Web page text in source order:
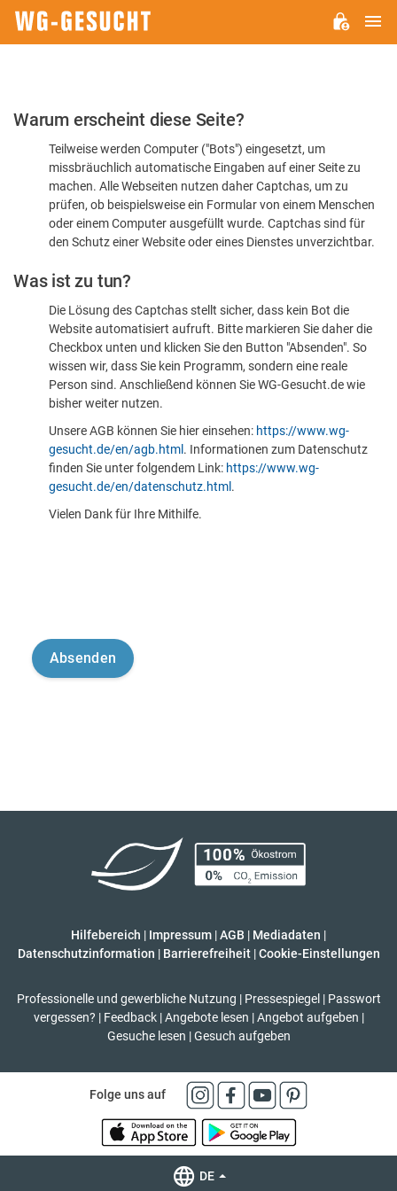
Bitte
dass
sind
Warum erscheint diese Seite?
Teilweise werden Computer ("Bots") eingesetzt, um
missbräuchlich automatische Eingaben auf einer Seite zu
machen. Alle Webseiten nutzen daher Captchas, um zu
prüfen, ob beispielsweise ein Formular von einem Menschen
oder einem Computer ausgefüllt wurde. Captchas sind für
den Schutz einer Website oder eines Dienstes unverzichtbar.
Was ist zu tun?
Die Lösung des Captchas stellt sicher, dass kein Bot die
Website automatisiert aufruft. Bitte markieren Sie daher die
Checkbox unten und klicken Sie den Button "Absenden". So
wissen wir, dass Sie kein Programm, sondern eine reale
Person sind. Anschließend können Sie WG-Gesucht.de wie
bisher weiter nutzen.
Unsere AGB können Sie hier einsehen: https://www.wg-
gesucht.de/en/agb.html . Informationen zum Datenschutz
finden Sie unter folgendem Link: https://www.wg-
gesucht.de/en/datenschutz.html .
Vielen Dank für Ihre Mithilfe.
Hilfebereich | Impressum |AGB | Mediadaten |
Datenschutzinformation | Barrierefreiheit | Cookie-Einstellungen
Professionelle und gewerbliche Nutzung | Pressespiegel | Passwort
vergessen? | Feedback | Angebote lesen | Angebot aufgeben |
Gesuche lesen | Gesuch aufgeben
Folge uns auf
DE